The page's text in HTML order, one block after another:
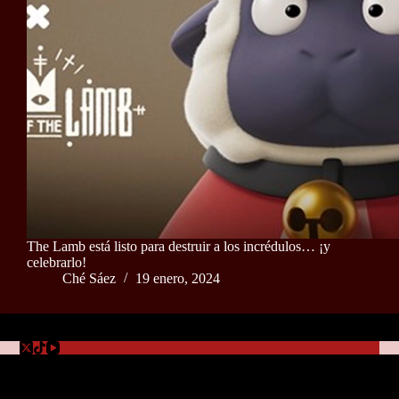
The Lamb está listo para destruir a los incrédulos… ¡y
celebrarlo!​​​​​​​
Ché Sáez
19 enero, 2024